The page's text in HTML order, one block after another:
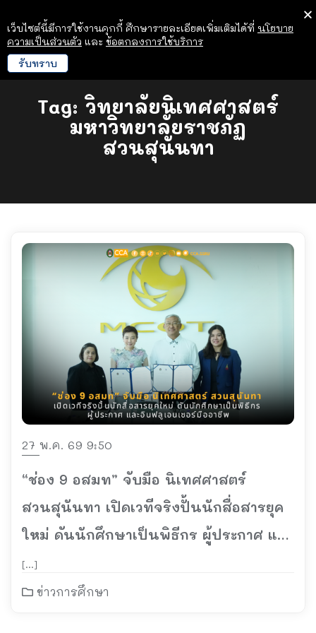
Tag:วิทยาลัยนิเทศศาสตร์
มหาวิทยาลัยราชภัฏ
สวนสุนันทา
27 พ.ค. 69 9:50
“ช่อง 9 อสมท” จับมือ นิเทศศาสตร์
สวนสุนันทา เปิดเวทีจริงปั้นนักสื่อสารยุค
ใหม่ ดันนักศึกษาเป็นพิธีกร ผู้ประกาศ และ
อินฟลูเอนเซอร์มืออาชีพ
[…]
ข่าวการศึกษา
เว็บไซต์นี้มีการใช้งานคุกกี้ ศึกษารายละเอียดเพิ่มเติมได้ที่ นโยบาย
ความเป็นส่วนตัว และ ข้อตกลงการใช้บริการ
รับทราบ